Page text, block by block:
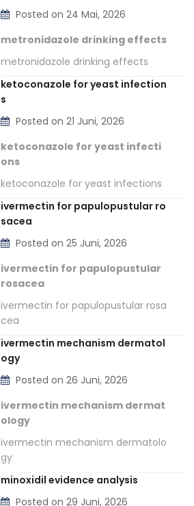
Posted on 24 Mai, 2026
metronidazole drinking effects
metronidazole drinking effects
ketoconazole for yeast infection
s
Posted on 21 Juni, 2026
ketoconazole for yeast infecti
ons
ketoconazole for yeast infections
ivermectin for papulopustular ro
sacea
Posted on 25 Juni, 2026
ivermectin for papulopustular
rosacea
ivermectin for papulopustular rosa
cea
ivermectin mechanism dermatol
ogy
Posted on 26 Juni, 2026
ivermectin mechanism dermat
ology
ivermectin mechanism dermatolo
gy
minoxidil evidence analysis
Posted on 29 Juni, 2026